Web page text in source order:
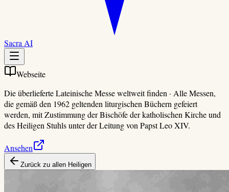
Sacra AI
Webseite
Die überlieferte Lateinische Messe weltweit finden · Alle Messen,
die gemäß den 1962 geltenden liturgischen Büchern gefeiert
werden, mit Zustimmung der Bischöfe der katholischen Kirche und
des Heiligen Stuhls unter der Leitung von Papst Leo XIV.
Ansehen
Zurück zu allen Heiligen